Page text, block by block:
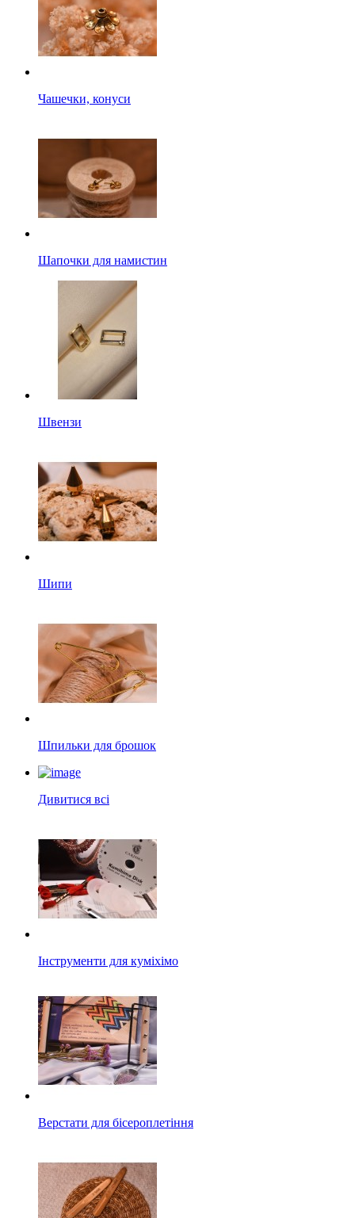
Чашечки, конуси
Шапочки для намистин
Швензи
Шипи
Шпильки для брошок
Дивитися всі
Інструменти для куміхімо
Верстати для бісероплетіння